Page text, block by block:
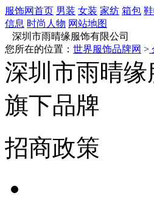
服饰网首页 男装 女装 家纺 箱包
信息 时尚人物 网站地图
深圳市雨晴缘服饰有限公司
您所在的位置： 世界服饰品牌网 >
深圳市雨晴
旗下品牌
招商政策